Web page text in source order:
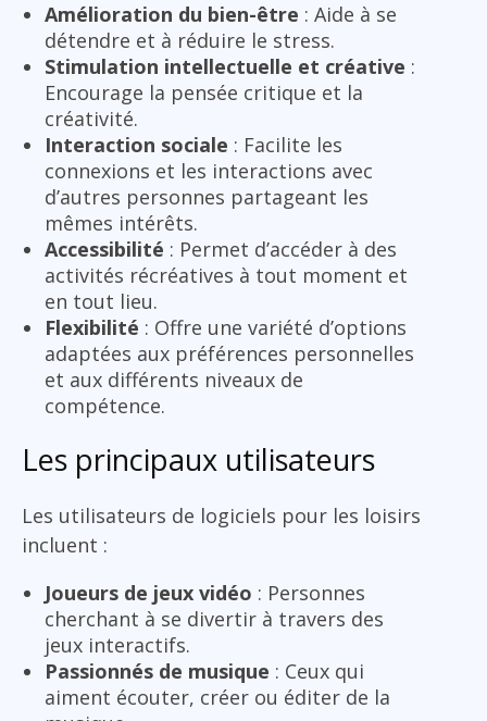
Amélioration du bien-être : Aide à se
détendre et à réduire le stress.
Stimulation intellectuelle et créative :
Encourage la pensée critique et la
créativité.
Interaction sociale : Facilite les
connexions et les interactions avec
d’autres personnes partageant les
mêmes intérêts.
Accessibilité : Permet d’accéder à des
activités récréatives à tout moment et
en tout lieu.
Flexibilité : Offre une variété d’options
adaptées aux préférences personnelles
et aux différents niveaux de
compétence.
Les principaux utilisateurs
Les utilisateurs de logiciels pour les loisirs
incluent :
Joueurs de jeux vidéo : Personnes
cherchant à se divertir à travers des
jeux interactifs.
Passionnés de musique : Ceux qui
aiment écouter, créer ou éditer de la